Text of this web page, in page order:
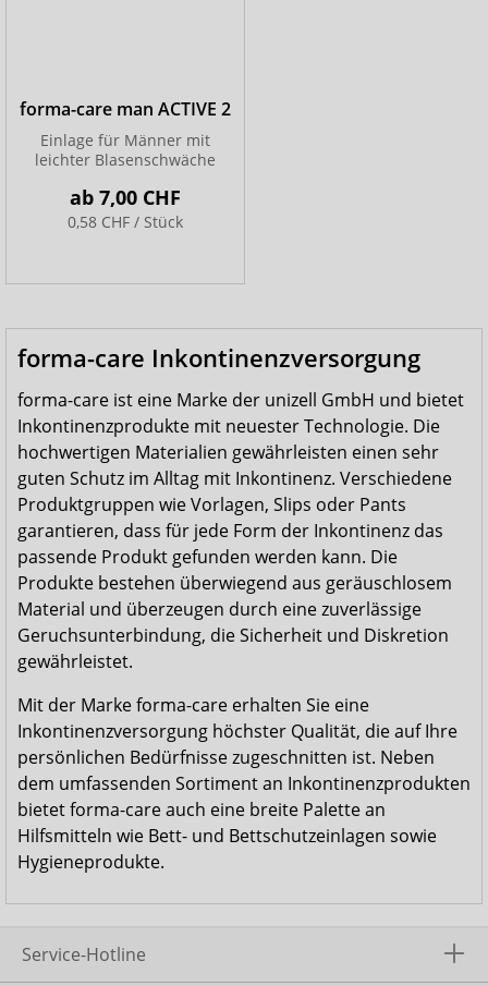
forma-care man ACTIVE 2
Einlage für Männer mit
leichter Blasenschwäche
ab 7,00 CHF
0,58 CHF / Stück
forma-care Inkontinenzversorgung
forma-care ist eine Marke der unizell GmbH und bietet
Inkontinenzprodukte mit neuester Technologie. Die
hochwertigen Materialien gewährleisten einen sehr
guten Schutz im Alltag mit Inkontinenz. Verschiedene
Produktgruppen wie Vorlagen, Slips oder Pants
garantieren, dass für jede Form der Inkontinenz das
passende Produkt gefunden werden kann. Die
Produkte bestehen überwiegend aus geräuschlosem
Material und überzeugen durch eine zuverlässige
Geruchsunterbindung, die Sicherheit und Diskretion
gewährleistet.
Mit der Marke forma-care erhalten Sie eine
Inkontinenzversorgung höchster Qualität, die auf Ihre
persönlichen Bedürfnisse zugeschnitten ist. Neben
dem umfassenden Sortiment an Inkontinenzprodukten
bietet forma-care auch eine breite Palette an
Hilfsmitteln wie Bett- und Bettschutzeinlagen sowie
Hygieneprodukte.
Service-Hotline